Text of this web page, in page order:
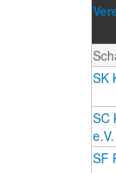
SK
SC
e.V.
SF